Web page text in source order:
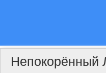
Непокорённый